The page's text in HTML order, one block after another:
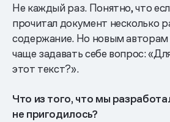
Не каждый раз. Понятно, что
прочитал документ несколько
содержание. Но новым
чаще задавать себе вопрос:
этот текст?».
Что из того, что мы
не пригодилось?